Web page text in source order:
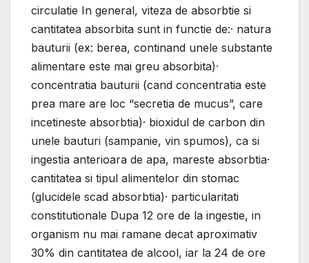
circulatie In general, viteza de absorbtie si
cantitatea absorbita sunt in functie de:· natura
bauturii (ex: berea, continand unele substante
alimentare este mai greu absorbita)·
concentratia bauturii (cand concentratia este
prea mare are loc “secretia de mucus”, care
incetineste absorbtia)· bioxidul de carbon din
unele bauturi (sampanie, vin spumos), ca si
ingestia anterioara de apa, mareste absorbtia·
cantitatea si tipul alimentelor din stomac
(glucidele scad absorbtia)· particularitati
constitutionale Dupa 12 ore de la ingestie, in
organism nu mai ramane decat aproximativ
30% din cantitatea de alcool, iar la 24 de ore